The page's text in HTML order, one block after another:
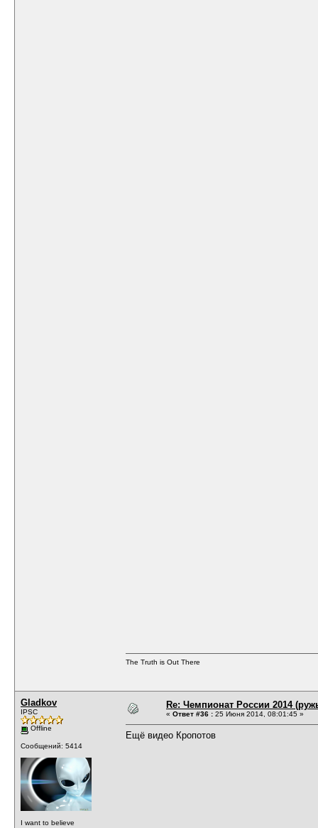
The Truth is Out There
Gladkov
IPSC
Offline
Сообщений: 5414
I want to believe
Re: Чемпионат России 2014
« Ответ #36 : 25 Июня 2014, 08:01:45 »
Ещё видео Кропотов